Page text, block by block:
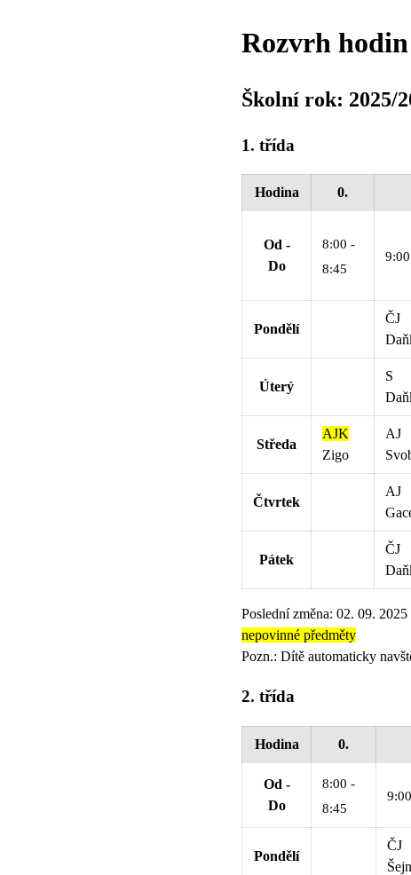
Rozvrh hodin
Školní rok: 2025/
1. třída
Hodina 0.
Od -
Do
8:00 -
8:45
Pondělí
ČJ
Úterý
S
Středa
AJK
Zigo
AJ
Čtvrtek
AJ
Pátek
ČJ
Poslední změna: 02. 09. 2025
nepovinné předměty
Pozn.: Dítě automaticky
2. třída
Hodina 0.
Od -
Do
8:00 -
8:45
Pondělí
ČJ